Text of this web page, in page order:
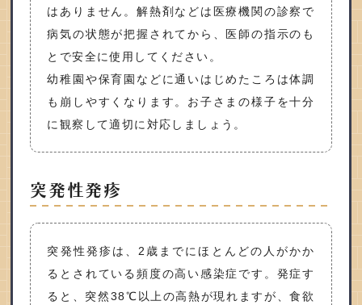
はありません。解熱剤などは医療機関の診察で
病気の状態が把握されてから、医師の指示のも
とで安全に使用してください。
幼稚園や保育園などに通いはじめたころは体調
も崩しやすくなります。お子さまの様子を十分
に観察して適切に対応しましょう。
突発性発疹
突発性発疹は、2歳までにほとんどの人がかか
るとされている頻度の高い感染症です。発症す
ると、突然38℃以上の高熱が現れますが、食欲